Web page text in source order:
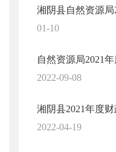
湘阴县自然资源
01-10
自然资源局2021
2022-09-08
湘阴县2021年度
2022-04-19